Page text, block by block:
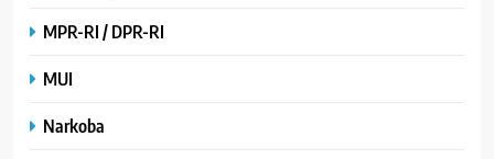
MPR-RI / DPR-RI
MUI
Narkoba